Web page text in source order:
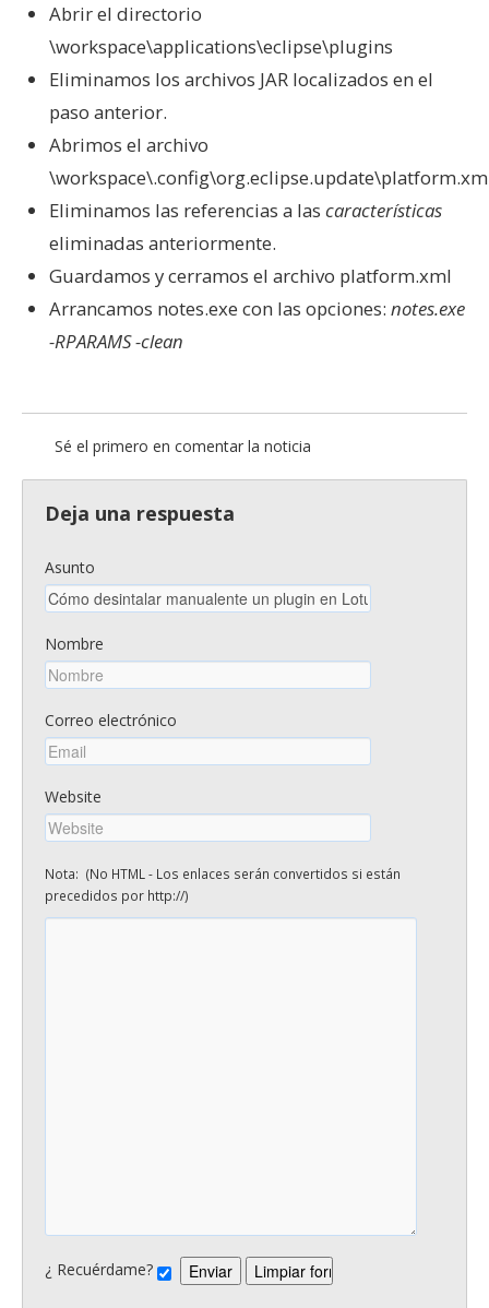
Abrir el directorio
\workspace\applications\eclipse\plugins
Eliminamos los archivos JAR localizados en el
paso anterior.
Abrimos el archivo
Eliminamos las referencias a las características
eliminadas anteriormente.
Guardamos y cerramos el archivo platform.xml
Arrancamos notes.exe con las opciones: notes.exe
-RPARAMS -clean
Sé el primero en comentar la noticia
Deja una respuesta
Asunto
Nombre
Correo electrónico
Website
Nota: (No HTML - Los enlaces serán convertidos si están
precedidos por http://)
¿ Recuérdame?